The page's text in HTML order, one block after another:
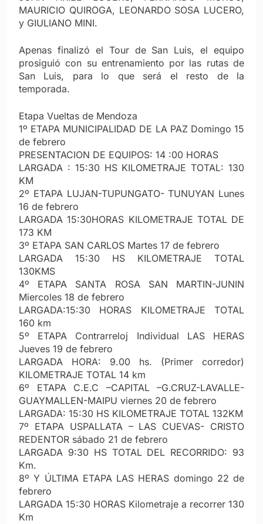
MAURICIO QUIROGA, LEONARDO SOSA LUCERO,
y GIULIANO MINI.
Apenas finalizó el Tour de San Luis, el equipo
prosiguió con su entrenamiento por las rutas de
San Luis, para lo que será el resto de la
temporada.
Etapa Vueltas de Mendoza
1º ETAPA MUNICIPALIDAD DE LA PAZ Domingo 15
de febrero
PRESENTACION DE EQUIPOS: 14 :00 HORAS
LARGADA : 15:30 HS KILOMETRAJE TOTAL: 130
KM
2º ETAPA LUJAN-TUPUNGATO- TUNUYAN Lunes
16 de febrero
LARGADA 15:30HORAS KILOMETRAJE TOTAL DE
173 KM
3º ETAPA SAN CARLOS Martes 17 de febrero
LARGADA 15:30 HS KILOMETRAJE TOTAL
130KMS
4º ETAPA SANTA ROSA SAN MARTIN-JUNIN
Miercoles 18 de febrero
LARGADA:15:30 HORAS KILOMETRAJE TOTAL
160 km
5º ETAPA Contrarreloj Individual LAS HERAS
Jueves 19 de febrero
LARGADA HORA: 9.00 hs. (Primer corredor)
KILOMETRAJE TOTAL 14 km
6º ETAPA C.E.C –CAPITAL –G.CRUZ-LAVALLE-
GUAYMALLEN-MAIPU viernes 20 de febrero
LARGADA: 15:30 HS KILOMETRAJE TOTAL 132KM
7º ETAPA USPALLATA – LAS CUEVAS- CRISTO
REDENTOR sábado 21 de febrero
LARGADA 9:30 HS TOTAL DEL RECORRIDO: 93
Km.
8º Y ÚLTIMA ETAPA LAS HERAS domingo 22 de
febrero
LARGADA 15:30 HORAS Kilometraje a recorrer 130
Km